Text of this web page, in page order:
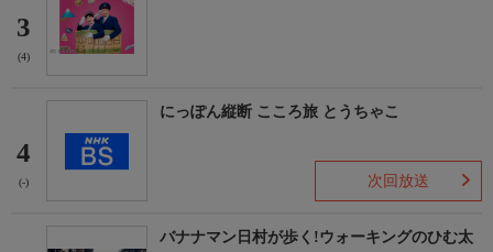
3
(4)
4
(-)
にっぽん縦断 こころ旅 とうちゃこ
次回放送
バナナマン日村が歩く!ウォーキングのひむ太